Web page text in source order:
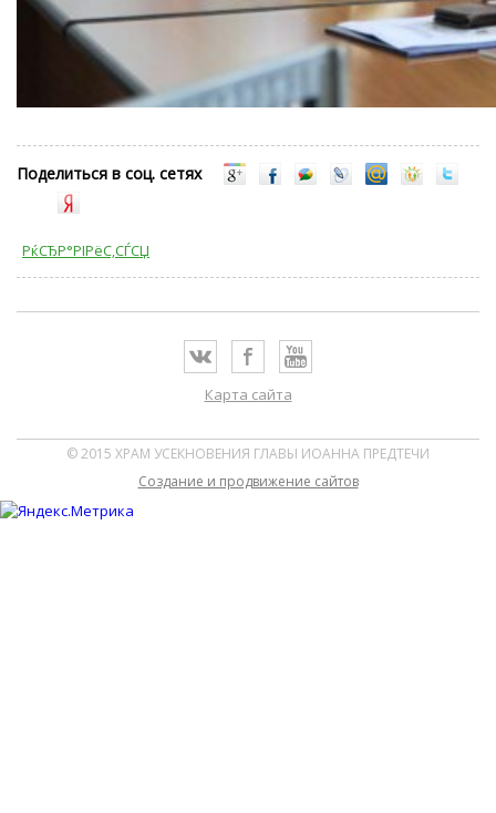
Поделиться в соц. сетях
РќСЂР°РІРёС‚СЃСЏ
Карта сайта
© 2015 ХРАМ УСЕКНОВЕНИЯ ГЛАВЫ ИОАННА ПРЕДТЕЧИ
Cоздание и продвижение сайтов